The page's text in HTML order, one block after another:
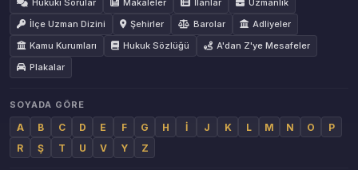
Hukuki Sorular
Makaleler İlanlar
Uzmanlık
İlçe Uzman Dizini
Şehirler Barolar
Adliyeler
Kamu Kurumları
Hukuk Sözlüğü
A'dan Z'ye Mesafeler
Plakalar
SOYADA GÖRE
A B C D E F G H İ J K L M N O
P
R
Ş T U V Y Z